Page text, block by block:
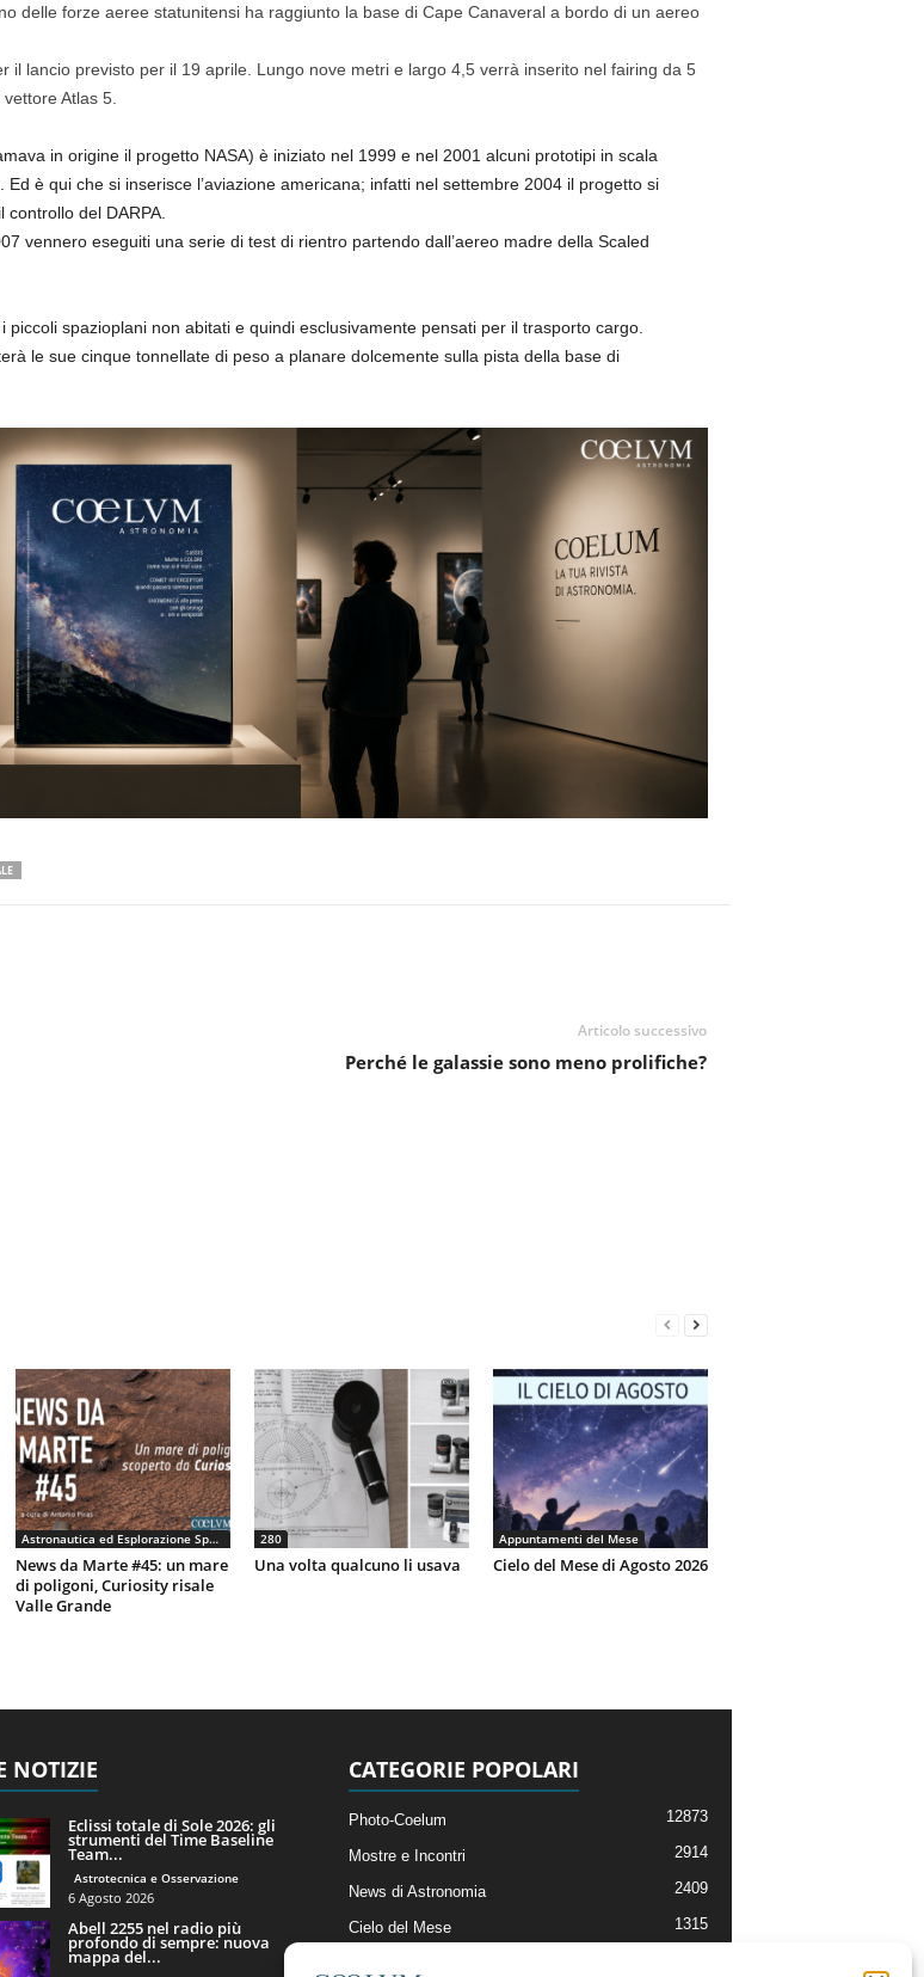
delle forze aeree statunitensi ha raggiunto la base di Cape Canaveral a bordo di un aereo
il lancio previsto per il 19 aprile. Lungo nove metri e largo 4,5 verrà inserito nel fairing da 5
Atlas 5.
in origine il progetto NASA) è iniziato nel 1999 e nel 2001 alcuni prototipi in scala
è qui che si inserisce l’aviazione americana; infatti nel settembre 2004 il progetto si
controllo del DARPA.
vennero eseguiti una serie di test di rientro partendo dall’aereo madre della Scaled
spazioplani non abitati e quindi esclusivamente pensati per il trasporto cargo.
le sue cinque tonnellate di peso a planare dolcemente sulla pista della base di
Articolo successivo
Perché le galassie sono meno prolifiche?
Astronautica ed Esplorazione Spaziale
News da Marte #45: un mare
di poligoni, Curiosity risale
Valle Grande
280
Una volta qualcuno li usava
Appuntamenti del Mese
Cielo del Mese di Agosto 2026
NOTIZIE
Eclissi totale di Sole 2026: gli
strumenti del Time Baseline
Team...
Astrotecnica e Osservazione
6 Agosto 2026
Abell 2255 nel radio più
profondo di sempre: nuova
mappa del...
CATEGORIE POPOLARI
Photo-Coelum 12873
Mostre e Incontri 2914
News di Astronomia 2409
Cielo del Mese 1315